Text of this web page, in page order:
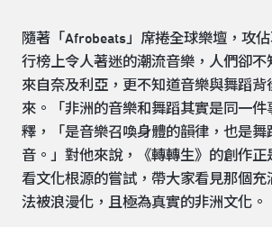
隨著「Afrobeats」席捲全球樂壇，攻
行榜上令人著迷的潮流音樂，人們卻不
來自奈及利亞，更不知道音樂與舞蹈背
來。「非洲的音樂和舞蹈其實是同一件
釋，「是音樂召喚身體的韻律，也是舞
音。」對他來說，《轉轉生》的創作正
看文化根源的嘗試，帶大家看見那個充
法被浪漫化，且極為真實的非洲文化。